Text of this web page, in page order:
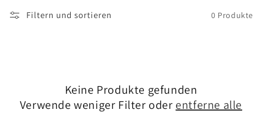
e
Filtern und sortieren 0 Produkte
Keine Produkte gefunden
Verwende weniger Filter oder entferne alle